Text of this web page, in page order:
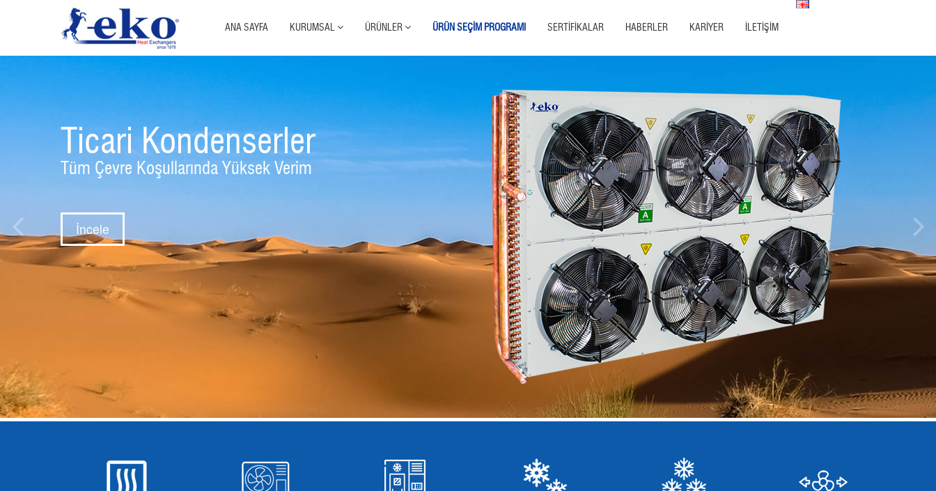
ANA SAYFA KURUMSAL ÜRÜNLER ÜRÜN SEÇİM PROGRAMI SERTİFİKALAR HABERLER KARİYER İLETİŞİM
Ticari Kondenserler
Tüm Çevre Koşullarında Yüksek Verim
İncele